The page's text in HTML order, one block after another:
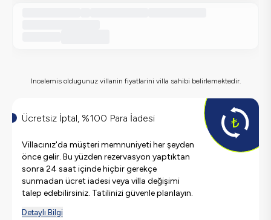
Incelemis oldugunuz villanin fiyatlarini villa sahibi belirlemektedir.
Ücretsiz İptal, %100 Para İadesi
Villacınız'da müşteri memnuniyeti her şeyden
önce gelir. Bu yüzden rezervasyon yaptıktan
sonra 24 saat içinde hiçbir gerekçe
sunmadan ücret iadesi veya villa değişimi
talep edebilirsiniz. Tatilinizi güvenle planlayın.
Detaylı Bilgi